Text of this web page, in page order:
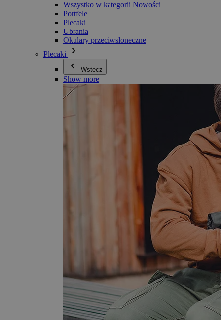
Wszystko w kategorii Nowości
Portfele
Plecaki
Ubrania
Okulary przeciwsłoneczne
Plecaki
Wstecz
Show more